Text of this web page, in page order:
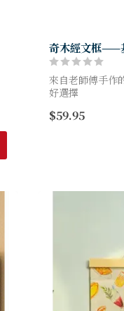
奇木經文框——
來自老師傅手作
好選擇
$59.95